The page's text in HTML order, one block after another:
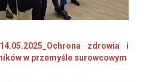
zdrowia i
w przemyśle surowcowym